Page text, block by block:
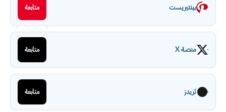
بينتيريست متابعة
منصة X متابعة
ثريدز متابعة